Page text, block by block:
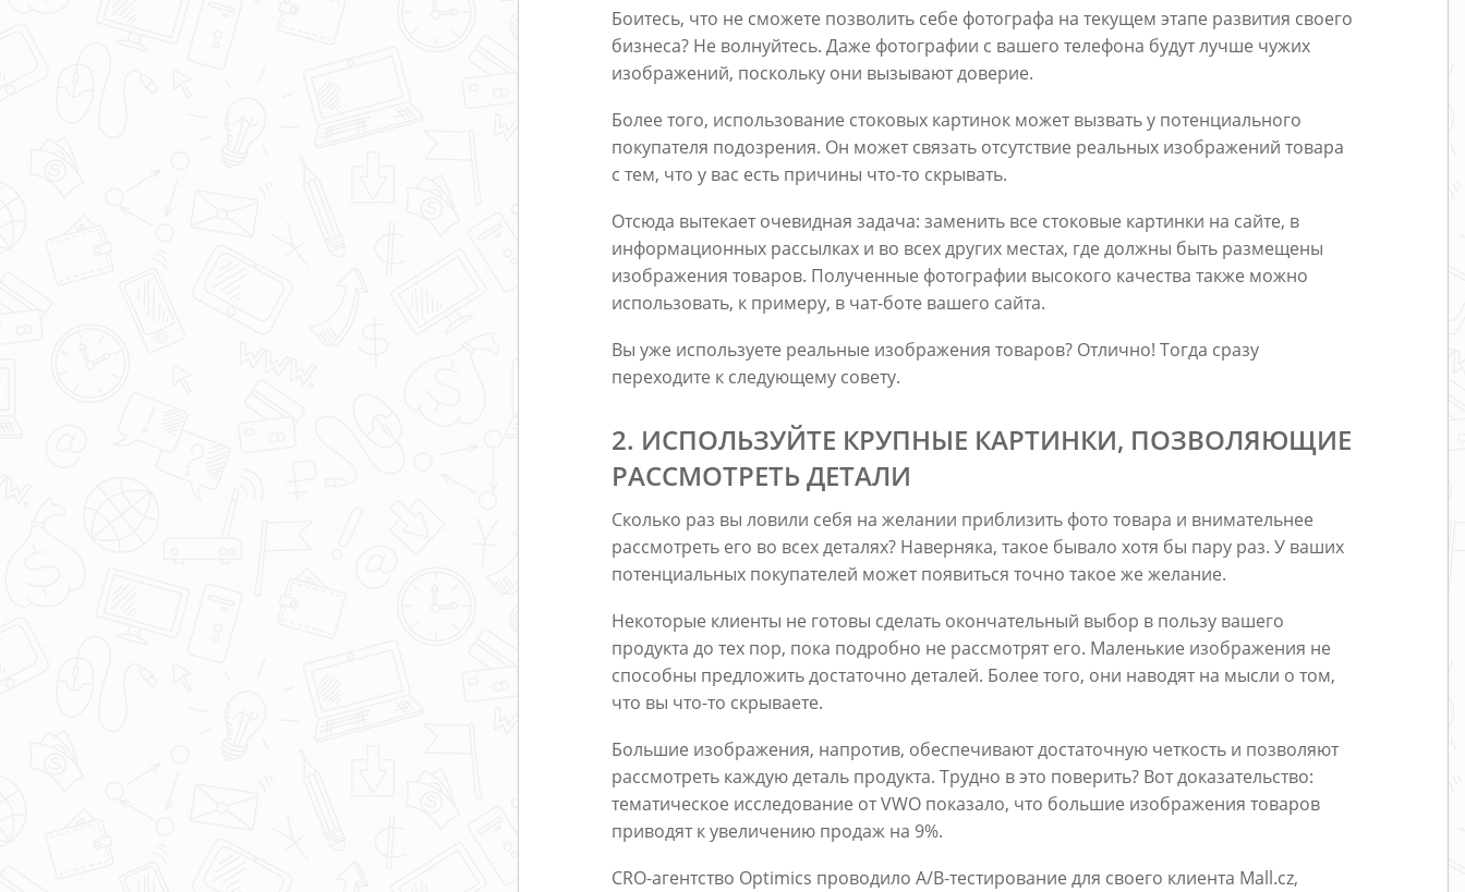
Боитесь, что не сможете позволить себе фотографа на текущем этапе развития своего
бизнеса? Не волнуйтесь. Даже фотографии с вашего телефона будут лучше чужих
изображений, поскольку они вызывают доверие.
Более того, использование стоковых картинок может вызвать у потенциального
покупателя подозрения. Он может связать отсутствие реальных изображений товара
с тем, что у вас есть причины что-то скрывать.
Отсюда вытекает очевидная задача: заменить все стоковые картинки на сайте, в
информационных рассылках и во всех других местах, где должны быть размещены
изображения товаров. Полученные фотографии высокого качества также можно
использовать, к примеру, в чат-боте вашего сайта.
Вы уже используете реальные изображения товаров? Отлично! Тогда сразу
переходите к следующему совету.
2. ИСПОЛЬЗУЙТЕ КРУПНЫЕ КАРТИНКИ, ПОЗВОЛЯЮЩИЕ
РАССМОТРЕТЬ ДЕТАЛИ
Сколько раз вы ловили себя на желании приблизить фото товара и внимательнее
рассмотреть его во всех деталях? Наверняка, такое бывало хотя бы пару раз. У ваших
потенциальных покупателей может появиться точно такое же желание.
Некоторые клиенты не готовы сделать окончательный выбор в пользу вашего
продукта до тех пор, пока подробно не рассмотрят его. Маленькие изображения не
способны предложить достаточно деталей. Более того, они наводят на мысли о том,
что вы что-то скрываете.
Большие изображения, напротив, обеспечивают достаточную четкость и позволяют
рассмотреть каждую деталь продукта. Трудно в это поверить? Вот доказательство:
тематическое исследование от VWO показало, что большие изображения товаров
приводят к увеличению продаж на 9%.
CRO-агентство Optimics проводило A/B-тестирование для своего клиента Mall.cz,